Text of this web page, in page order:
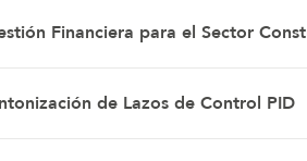
Financiera para el Sector
de Lazos de Control PID